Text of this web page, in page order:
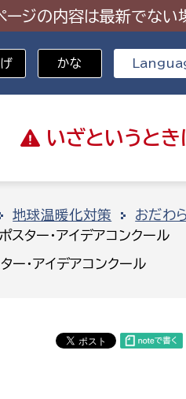
ージの内容は最新でない
いざと いうとき
ップ 避難場
財産管理課
かな
地球温暖化対策 おだわ
スター・アイデアコンクール
ー・アイデアコンクール